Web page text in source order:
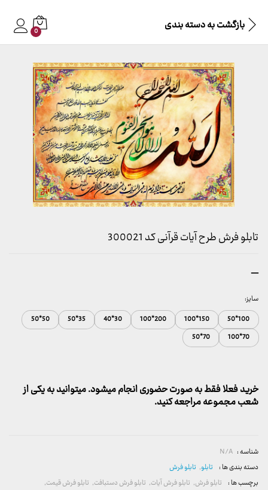
بازگشت بهدسته بندی 0
تابلو فرش طرح آیات قرآنی کد 300021
–محدوده
تا
2,600,000 تومان
سایز:
100*50
150*100
200*100
30*40
35*50
50*50
70*100
70*50
خرید فعلا فقط به صورت حضوری انجام میشود. میتوانید به یکی از
شعب مجموعه مراجعه کنید.
شناسه : N/A
دسته بندی ها : تابلو, تابلو فرش
برچسب ها : تابلو فرش, تابلو فرش آیات, تابلو فرش دستبافت, تابلو فرش قیمت,